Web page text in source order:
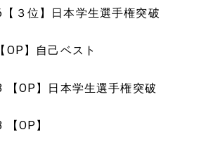
３位】日本学生選手権突破
】自己ベスト
OP】日本学生選手権突破
OP】